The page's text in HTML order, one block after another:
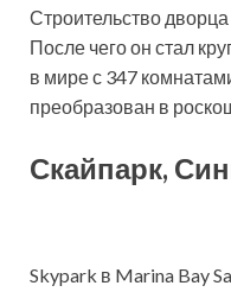
Строительство
После чего он стал
в мире с 347
преобразован в
Скайпарк,
Skypark в Marina Bay